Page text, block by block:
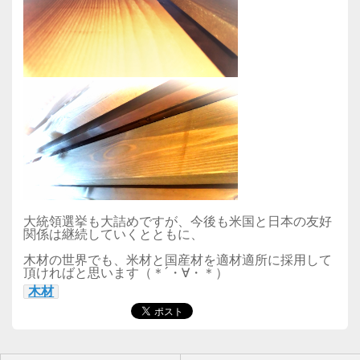
大統領選挙も大詰めですが、今後も米国と日本の友好
関係は継続していくとともに、
木材の世界でも、米材と国産材を適材適所に採用して
頂ければと思います（＊´・∀・＊）
木材